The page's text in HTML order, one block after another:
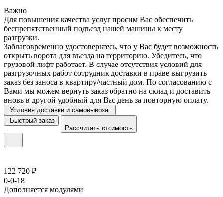
Важно
Для повышения качества услуг просим Вас обеспечить
беспрепятственный подъезд нашей машины к месту
разгрузки.
Заблаговременно удостоверьтесь, что у Вас будет возможность
открыть ворота для въезда на территорию. Убедитесь, что
грузовой лифт работает. В случае отсутствия условий для
разгрузочных работ сотрудник доставки в праве выгрузить
заказ без заноса в квартиру/частный дом. По согласованию с
Вами мы можем вернуть заказ обратно на склад и доставить
вновь в другой удобный для Вас день за повторную оплату.
Условия доставки и самовывоза
Быстрый заказ
Рассчитать стоимость
122 720 ₽
0-0-18
Дополняется модулями